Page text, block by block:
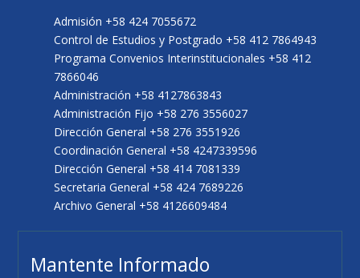
Admisión +58 424 7055672
Control de Estudios y Postgrado +58 412 7864943
Programa Convenios Interinstitucionales +58 412
7866046
Administración +58 4127863843
Administración Fijo +58 276 3556027
Dirección General +58 276 3551926
Coordinación General +58 4247339596
Dirección General +58 414 7081339
Secretaria General +58 424 7689226
Archivo General +58 4126609484
Mantente Informado